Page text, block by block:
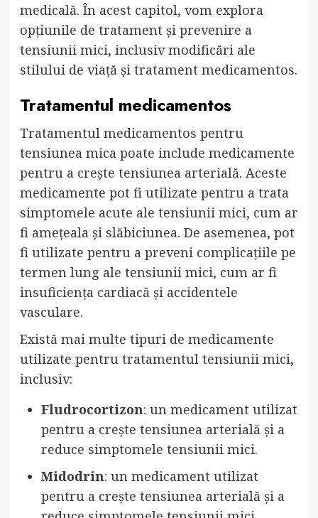
medicală. În acest capitol, vom explora
opțiunile de tratament și prevenire a
tensiunii mici, inclusiv modificări ale
stilului de viață și tratament medicamentos.
Tratamentul medicamentos
Tratamentul medicamentos pentru
tensiunea mica poate include medicamente
pentru a crește tensiunea arterială. Aceste
medicamente pot fi utilizate pentru a trata
simptomele acute ale tensiunii mici, cum ar
fi amețeala și slăbiciunea. De asemenea, pot
fi utilizate pentru a preveni complicațiile pe
termen lung ale tensiunii mici, cum ar fi
insuficiența cardiacă și accidentele
vasculare.
Există mai multe tipuri de medicamente
utilizate pentru tratamentul tensiunii mici,
inclusiv:
Fludrocortizon: un medicament utilizat
pentru a crește tensiunea arterială și a
reduce simptomele tensiunii mici.
Midodrin: un medicament utilizat
pentru a crește tensiunea arterială și a